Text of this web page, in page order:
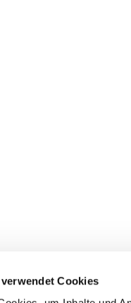
Cookies